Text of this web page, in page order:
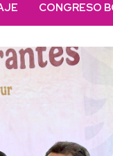
CONGRESO